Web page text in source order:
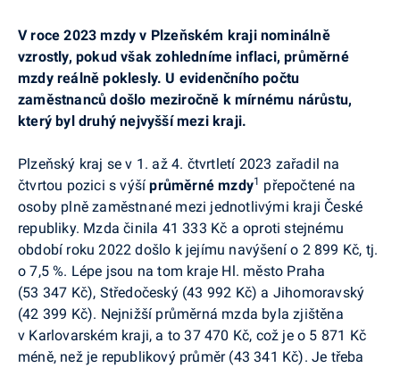
V roce 2023 mzdy v Plzeňském kraji nominálně
vzrostly, pokud však zohledníme inflaci, průměrné
mzdy reálně poklesly. U evidenčního počtu
zaměstnanců došlo meziročně k mírnému nárůstu,
který byl druhý nejvyšší mezi kraji.
Plzeňský kraj se v 1. až 4. čtvrtletí 2023 zařadil na
čtvrtou pozici s výšíprůměrné mzdy1 přepočtené na
osoby plně zaměstnané mezi jednotlivými kraji České
republiky. Mzda činila 41 333 Kč a oproti stejnému
období roku 2022 došlo k jejímu navýšení o 2 899 Kč, tj.
o 7,5 %. Lépe jsou na tom kraje Hl. město Praha
(53 347 Kč), Středočeský (43 992 Kč) a Jihomoravský
(42 399 Kč). Nejnižší průměrná mzda byla zjištěna
v Karlovarském kraji, a to 37 470 Kč, což je o 5 871 Kč
méně, než je republikový průměr (43 341 Kč). Je třeba